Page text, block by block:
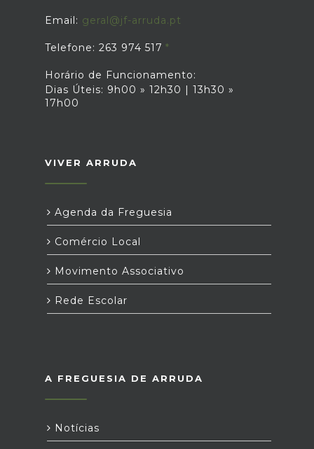
Email: geral@jf-arruda.pt
Telefone: 263 974 517
Horário de Funcionamento:
Dias Úteis: 9h00 » 12h30 | 13h30 »
17h00
VIVER ARRUDA
Agenda da Freguesia
Comércio Local
Movimento Associativo
Rede Escolar
A FREGUESIA DE ARRUDA
Notícias